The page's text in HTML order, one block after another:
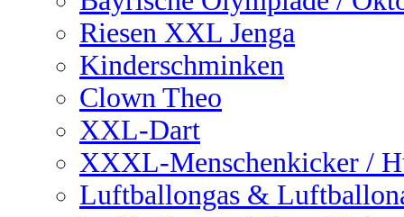
Riesen XXL Jenga
Kinderschminken
Clown Theo
XXL-Dart
XXXL-Menschenkicker /
Luftballongas &